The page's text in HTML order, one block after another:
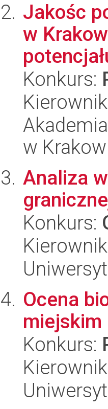
Jakośc
w
Konkurs:
w
Analiza
Konkurs:
Ocena
miejskim
Konkurs: